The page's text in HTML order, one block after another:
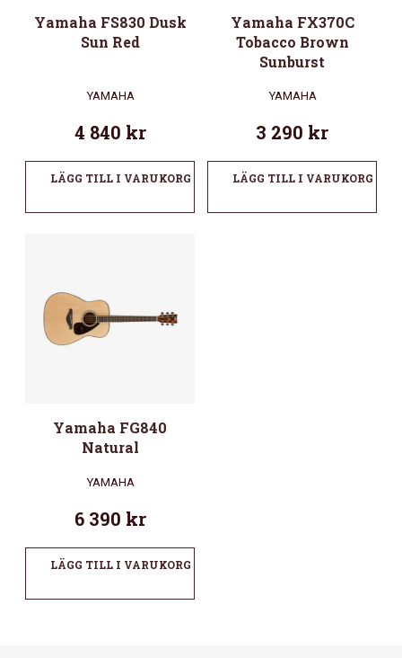
Yamaha FS830 Dusk
Sun Red
YAMAHA
4 840 kr
LÄGG TILL I VARUKORG
Yamaha FX370C
Tobacco Brown
Sunburst
YAMAHA
3 290 kr
LÄGG TILL I VARUKORG
Yamaha FG840
Natural
YAMAHA
6 390 kr
LÄGG TILL I VARUKORG